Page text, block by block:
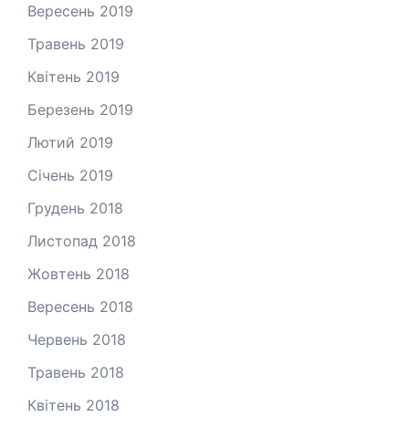
Вересень 2019
Травень 2019
Квітень 2019
Березень 2019
Лютий 2019
Січень 2019
Грудень 2018
Листопад 2018
Жовтень 2018
Вересень 2018
Червень 2018
Травень 2018
Квітень 2018